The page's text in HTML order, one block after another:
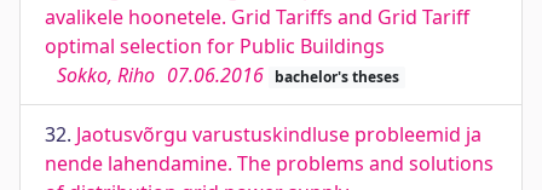
avalikele hoonetele. Grid Tariffs and Grid Tariff
optimal selection for Public Buildings
Sokko, Riho 07.06.2016 bachelor's theses
32. Jaotusvõrgu varustuskindluse probleemid ja
nende lahendamine. The problems and solutions